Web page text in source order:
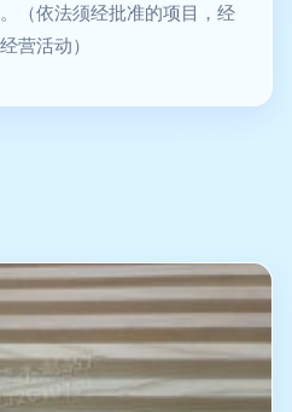
（依法须经批准的项目，经
营活动）